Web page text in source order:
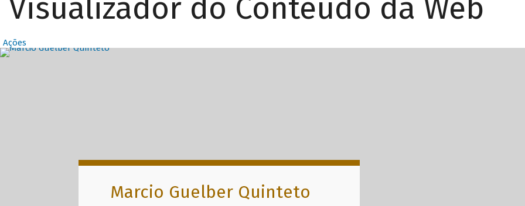
Visualizador do Conteúdo da Web
Ações
Destaques Principais com
Marcio Guelber Quinteto